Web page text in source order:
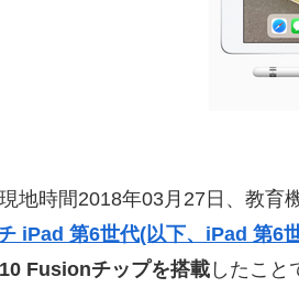
地時間2018年03月27日、教育
iPad 第6世代(以下、iPad 第6
Fusionチップを搭載 したこと